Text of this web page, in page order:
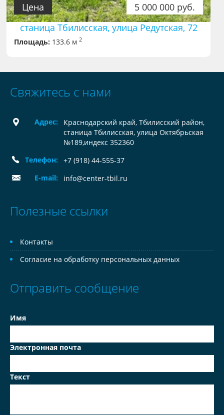
5 000 000 руб.
Цена
станица Тбилисская, улица Редутская, 72
Площадь: 133.6 м2
Свяжитесь с нами
Адрес:
Краснодарский край, Тбилисский район,
станица Тбилисская, улица Октябрьская
№189,индекс 352360
Телефон:
+7 (918) 44-555-37
E-mail:
info@center-tbil.ru
Полезные ссылки
Контакты
Согласие на обработку персональных данных
Отправить сообщение
Имя
Электронная почта
Текст